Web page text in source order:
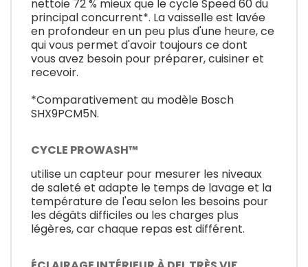
nettoie 72 % mieux que le cycle Speed 60 du
principal concurrent*. La vaisselle est lavée
en profondeur en un peu plus d'une heure, ce
qui vous permet d'avoir toujours ce dont
vous avez besoin pour préparer, cuisiner et
recevoir.
*Comparativement au modèle Bosch
SHX9PCM5N.
CYCLE PROWASH™
utilise un capteur pour mesurer les niveaux
de saleté et adapte le temps de lavage et la
température de l'eau selon les besoins pour
les dégâts difficiles ou les charges plus
légères, car chaque repas est différent.